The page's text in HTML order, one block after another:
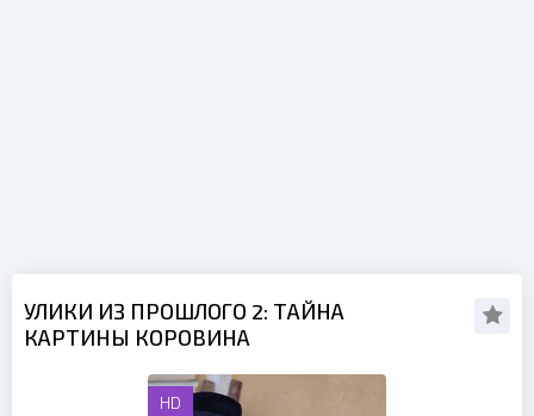
УЛИКИ ИЗ ПРОШЛОГО 2: ТАЙНА
КАРТИНЫ КОРОВИНА
HD